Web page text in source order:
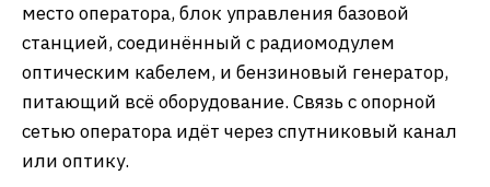
место оператора, блок управления базовой
станцией, соединённый с радиомодулем
оптическим кабелем, и бензиновый генератор,
питающий всё оборудование. Связь с опорной
сетью оператора идёт через спутниковый канал
или оптику.